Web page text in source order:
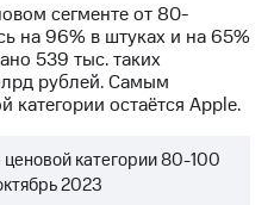
сегменте от 80-
на 96% в штуках и на 65%
539 тыс. таких
рублей. Самым
остаётся Apple.
категории 80-100
2023